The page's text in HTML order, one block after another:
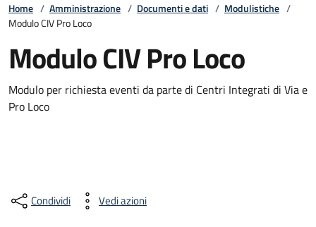
Home / Amministrazione / Documenti e dati / Modulistiche /
Modulo CIV Pro Loco
Modulo CIV Pro Loco
Modulo per richiesta eventi da parte di Centri Integrati di Via e
Pro Loco
Condividi Vedi azioni